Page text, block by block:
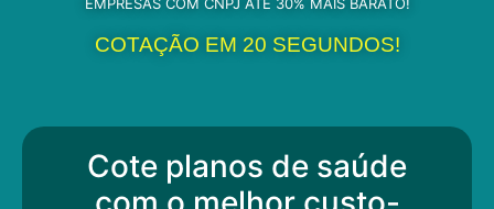
EMPRESAS COM CNPJ ATÉ 30% MAIS BARATO!
COTAÇÃO EM 20 SEGUNDOS!
Cote planos de saúde